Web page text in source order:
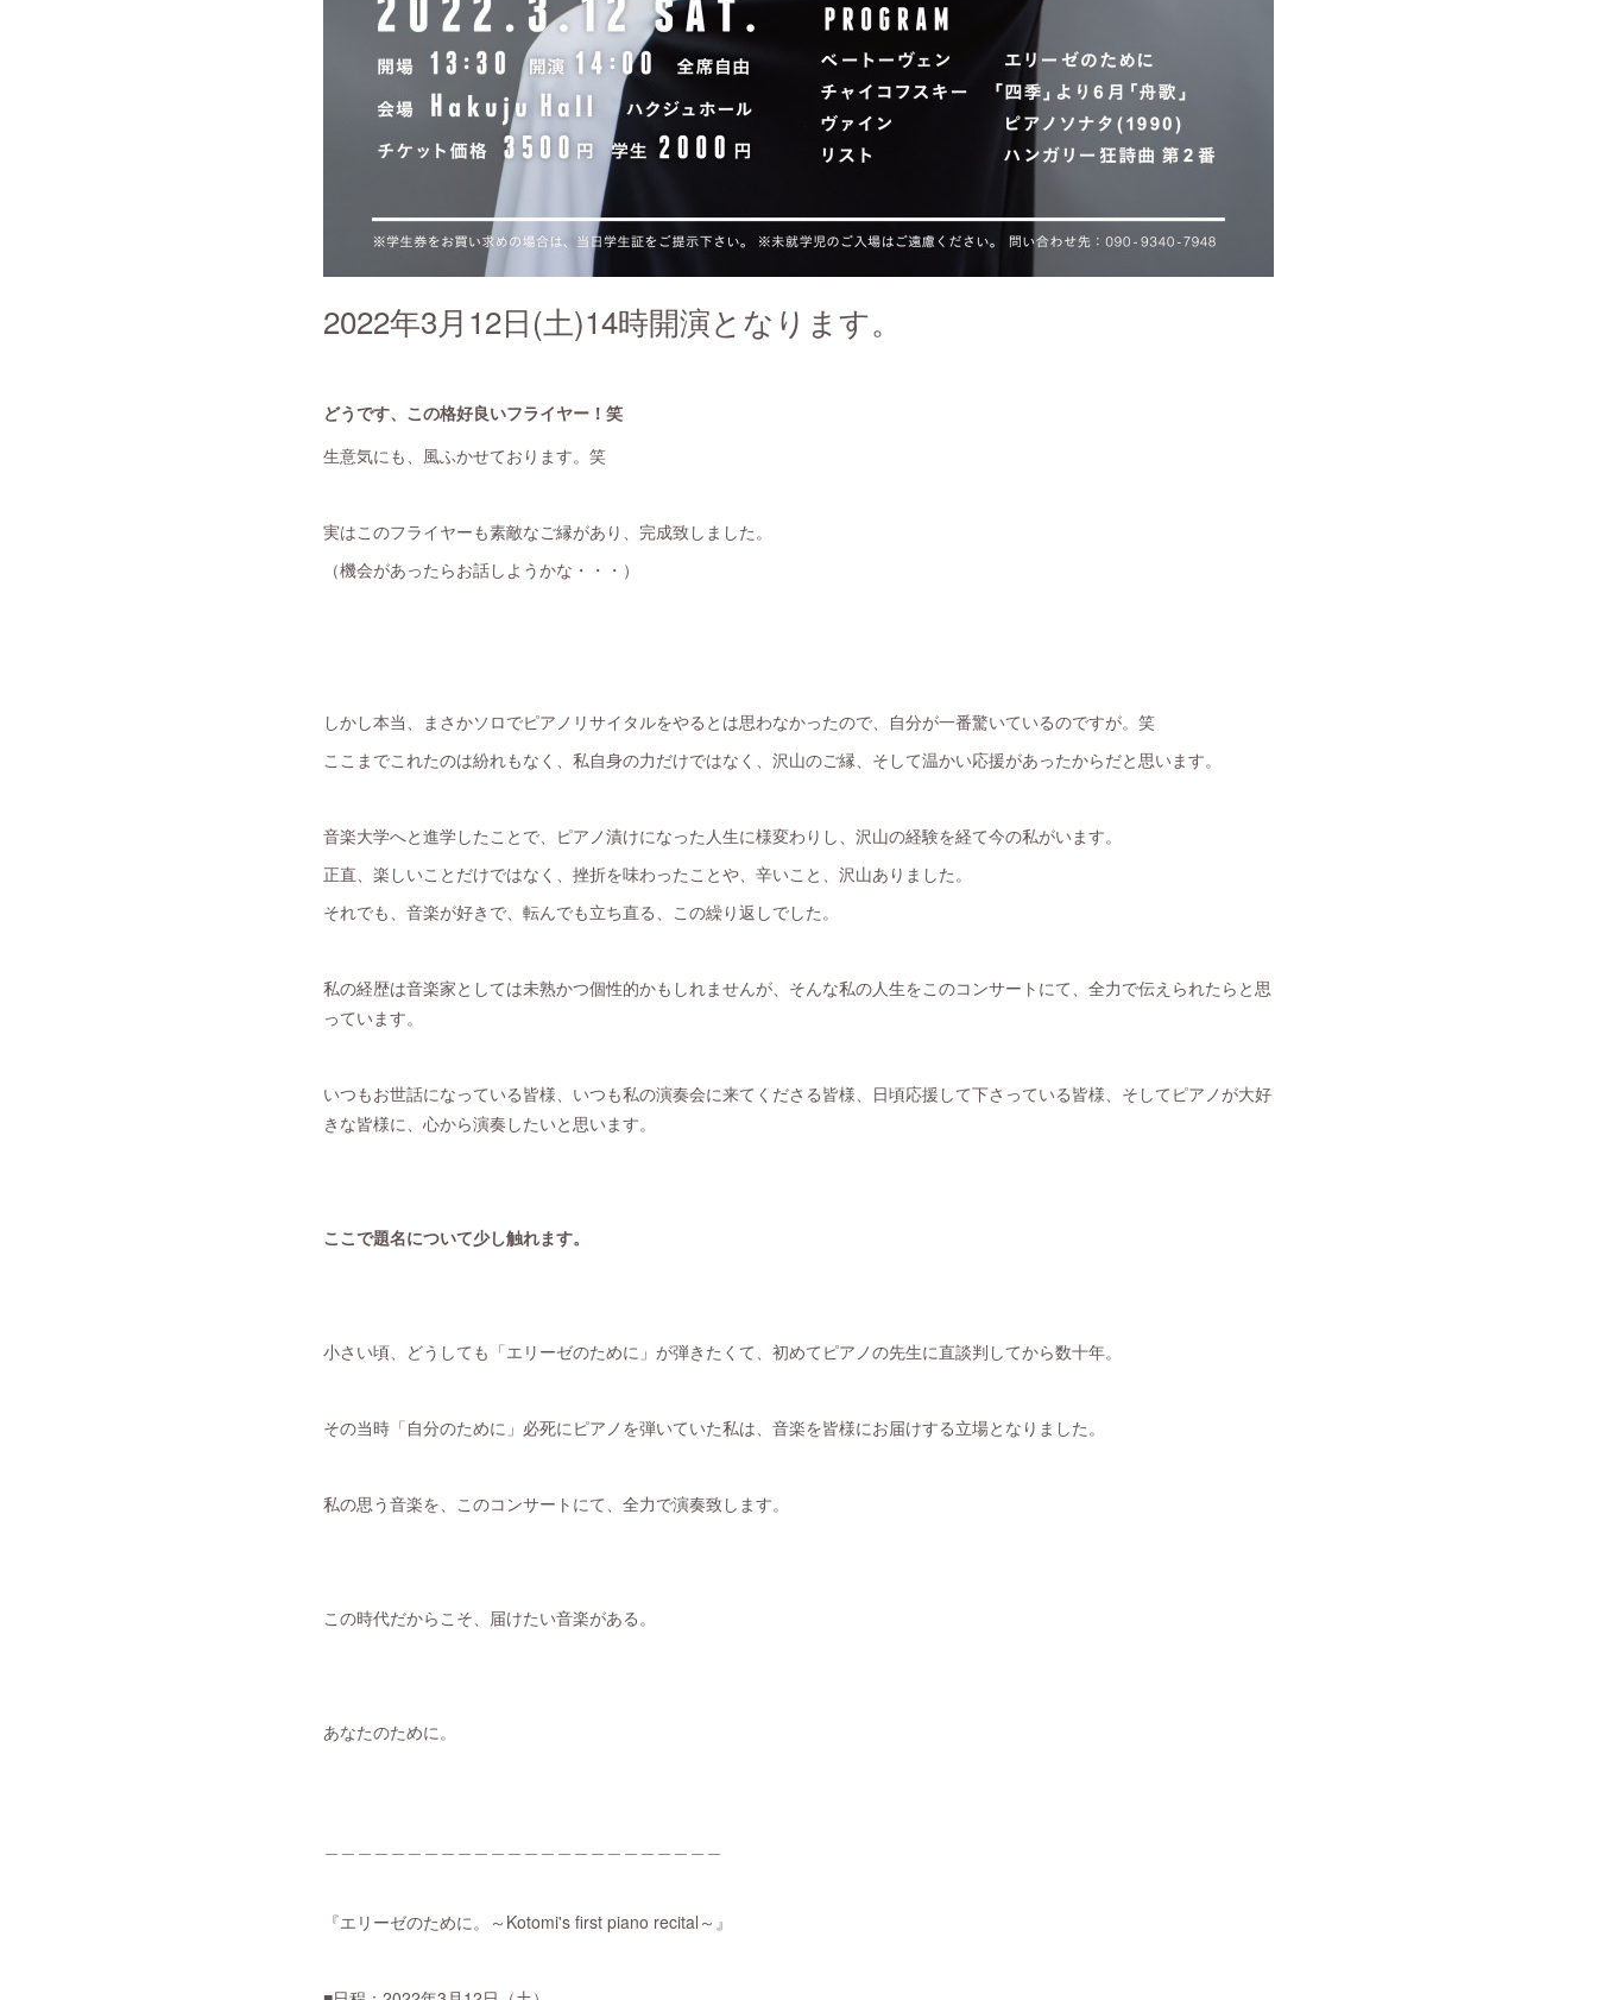
2022年3月12日(土)14時開演となります。
どうです、この格好良いフライヤー！笑
生意気にも、風ふかせております。笑
実はこのフライヤーも素敵なご縁があり、完成致しました。
（機会があったらお話しようかな・・・）
しかし本当、まさかソロでピアノリサイタルをやるとは思わなかったので、自分が一番驚いているのですが。笑
ここまでこれたのは紛れもなく、私自身の力だけではなく、沢山のご縁、そして温かい応援があったからだと思います。
音楽大学へと進学したことで、ピアノ漬けになった人生に様変わりし、沢山の経験を経て今の私がいます。
正直、楽しいことだけではなく、挫折を味わったことや、辛いこと、沢山ありました。
それでも、音楽が好きで、転んでも立ち直る、この繰り返しでした。
私の経歴は音楽家としては未熟かつ個性的かもしれませんが、そんな私の人生をこのコンサートにて、全力で伝えられたらと思
っています。
いつもお世話になっている皆様、いつも私の演奏会に来てくださる皆様、日頃応援して下さっている皆様、そしてピアノが大好
きな皆様に、心から演奏したいと思います。
ここで題名について少し触れます。
小さい頃、どうしても「エリーゼのために」が弾きたくて、初めてピアノの先生に直談判してから数十年。
その当時「自分のために」必死にピアノを弾いていた私は、音楽を皆様にお届けする立場となりました。
私の思う音楽を、このコンサートにて、全力で演奏致します。
この時代だからこそ、届けたい音楽がある。
あなたのために。
『エリーゼのために。～Kotomi's first piano recital～』